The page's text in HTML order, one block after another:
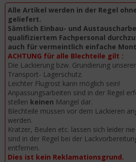
Alle Artikel werden in der Regel
geliefert.
Sämtlich Einbau- und
qualifiziertem Fachpersonal
auch für vermeintlich einfache
ACHTUNG für alle Blechteile gilt :
Die Lackierung bzw. Grundierung
Transport- Lagerschutz.
Leichter Flugrost kann möglich sein!
Anpassungsarbeiten sind in der Regel
stellen keinen Mangel dar.
Blechteile müssen vor dem Lackieren
werden.
Kratzer, Beulen etc. lassen sich leider
sind in der Regel bei der
entfernen.
Dies ist kein Reklamationsgrund.